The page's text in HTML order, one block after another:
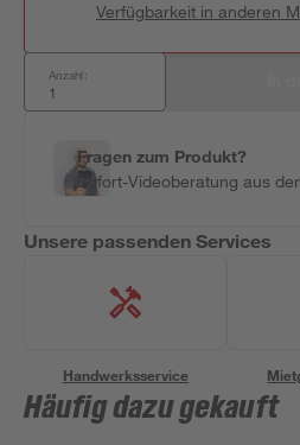
Verfügbarkeit in anderen
Anzahl:
Fragen zum Produkt?
Sofort-Videoberatung aus
Unsere passenden Services
Handwerksservice
Häufig dazu gekauft